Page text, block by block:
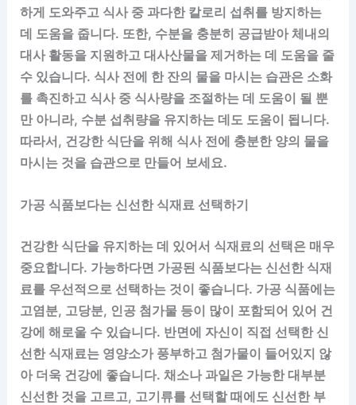
하게 도와주고 식사 중 과다한 칼로리 섭취를 방지하는
데 도움을 줍니다. 또한, 수분을 충분히 공급받아 체내의
대사 활동을 지원하고 대사산물을 제거하는 데 도움을 줄
수 있습니다. 식사 전에 한 잔의 물을 마시는 습관은 소화
를 촉진하고 식사 중 식사량을 조절하는 데 도움이 될 뿐
만 아니라, 수분 섭취량을 유지하는 데도 도움이 됩니다.
따라서, 건강한 식단을 위해 식사 전에 충분한 양의 물을
마시는 것을 습관으로 만들어 보세요.
가공 식품보다는 신선한 식재료 선택하기
건강한 식단을 유지하는 데 있어서 식재료의 선택은 매우
중요합니다. 가능하다면 가공된 식품보다는 신선한 식재
료를 우선적으로 선택하는 것이 좋습니다. 가공 식품에는
고염분, 고당분, 인공 첨가물 등이 많이 포함되어 있어 건
강에 해로울 수 있습니다. 반면에 자신이 직접 선택한 신
선한 식재료는 영양소가 풍부하고 첨가물이 들어있지 않
아 더욱 건강에 좋습니다. 채소나 과일은 가능한 대부분
신선한 것을 고르고, 고기류를 선택할 때에도 신선한 부